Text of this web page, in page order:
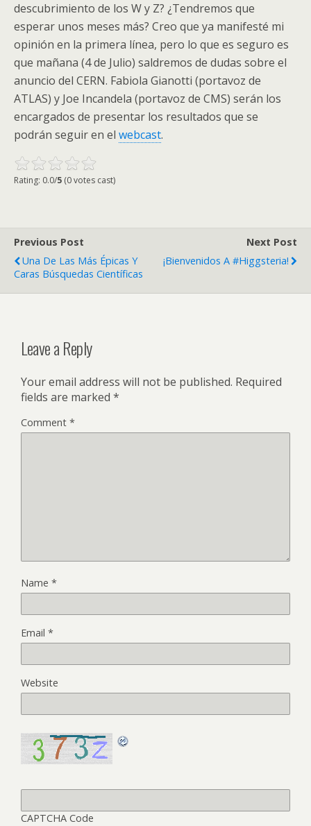
descubrimiento de los W y Z? ¿Tendremos que
esperar unos meses más? Creo que ya manifesté mi
opinión en la primera línea, pero lo que es seguro es
que mañana (4 de Julio) saldremos de dudas sobre el
anuncio del CERN. Fabiola Gianotti (portavoz de
ATLAS) y Joe Incandela (portavoz de CMS) serán los
encargados de presentar los resultados que se
podrán seguir en el webcast.
Rating: 0.0/5 (0 votes cast)
Previous Post
Una De Las Más Épicas Y
Caras Búsquedas Científicas
Next Post
¡Bienvenidos A #Higgsteria!
Leave a Reply
Your email address will not be published. Required
fields are marked *
Comment *
Name *
Email *
Website
CAPTCHA Code